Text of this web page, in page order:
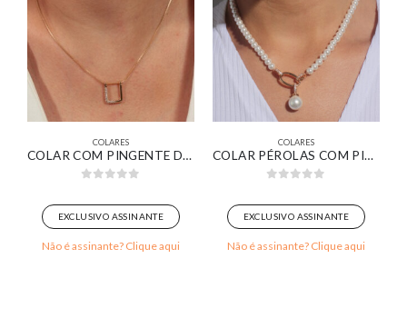
COLARES
COLAR COM PINGENTE DESIGN MINIMALISTA DELICADO BANHADO EM OURO 18K
EXCLUSIVO ASSINANTE
Não é assinante? Clique aqui
COLARES
COLAR PÉROLAS COM PINGENTE ELOS OVAIS BANHADO EM OURO 18K
EXCLUSIVO ASSINANTE
Não é assinante? Clique aqui